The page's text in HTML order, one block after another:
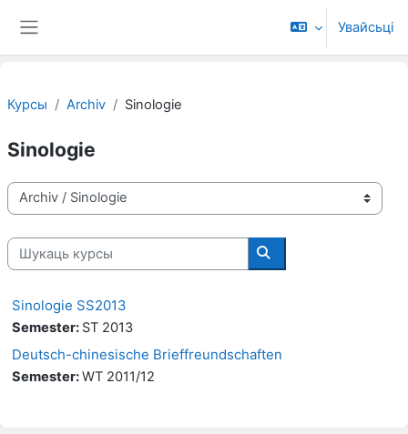
Увайсьці
Курсы Archiv Sinologie
Sinologie
Катэгорыі курсаў
Шукаць курсы
Шукаць курсы
Sinologie SS2013
Semester: ST 2013
Deutsch-chinesische Brieffreundschaften
Semester:WT 2011/12